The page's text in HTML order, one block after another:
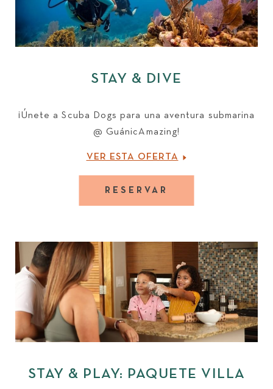
STAY & DIVE
¡Únete a Scuba Dogs para una aventura submarina
@ GuánicAmazing!
VER ESTA OFERTA
RESERVAR
STAY & PLAY: PAQUETE VILLA